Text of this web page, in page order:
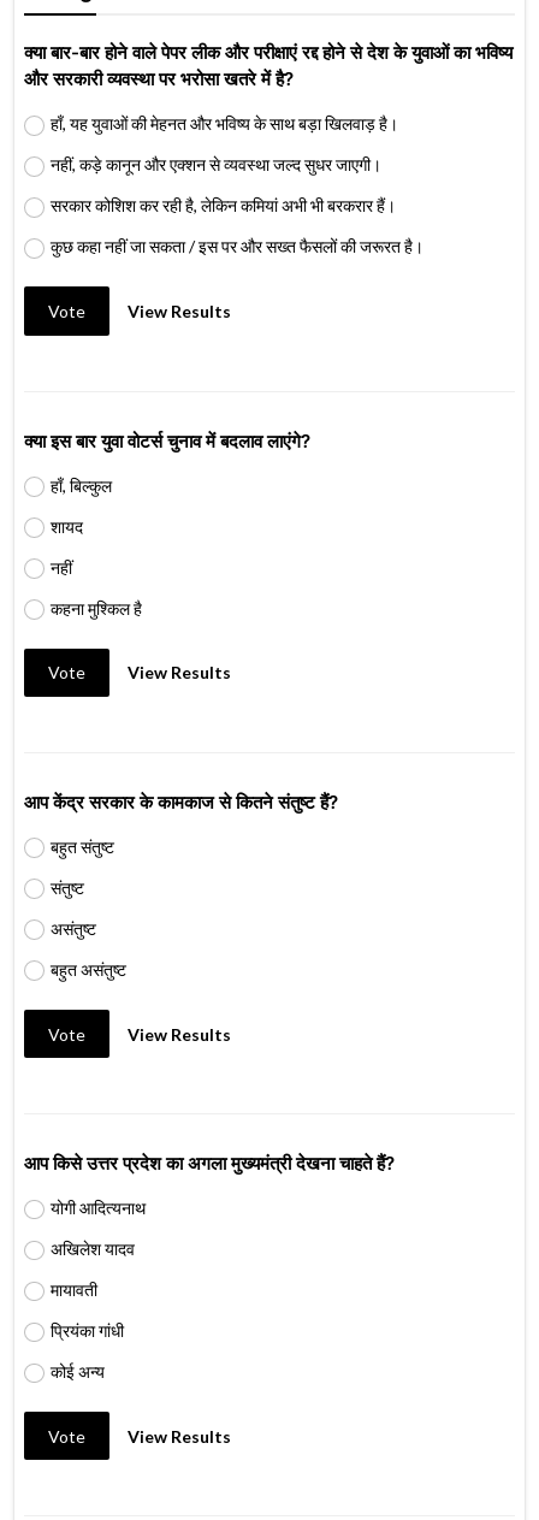
क्या बार-बार होने वाले पेपर लीक और परीक्षाएं रद्द होने से देश के युवाओं का भविष्य
और सरकारी व्यवस्था पर भरोसा खतरे में है?
हाँ, यह युवाओं की मेहनत और भविष्य के साथ बड़ा खिलवाड़ है।
नहीं, कड़े कानून और एक्शन से व्यवस्था जल्द सुधर जाएगी।
सरकार कोशिश कर रही है, लेकिन कमियां अभी भी बरकरार हैं।
कुछ कहा नहीं जा सकता / इस पर और सख्त फैसलों की जरूरत है।
Vote View Results
क्या इस बार युवा वोटर्स चुनाव में बदलाव लाएंगे?
हाँ, बिल्कुल
शायद
नहीं
कहना मुश्किल है
Vote View Results
आप केंद्र सरकार के कामकाज से कितने संतुष्ट हैं?
बहुत संतुष्ट
संतुष्ट
असंतुष्ट
बहुत असंतुष्ट
Vote View Results
आप किसे उत्तर प्रदेश का अगला मुख्यमंत्री देखना चाहते हैं?
योगी आदित्यनाथ
अखिलेश यादव
मायावती
प्रियंका गांधी
कोई अन्य
Vote View Results